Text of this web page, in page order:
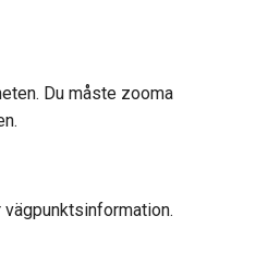
Du måste zooma